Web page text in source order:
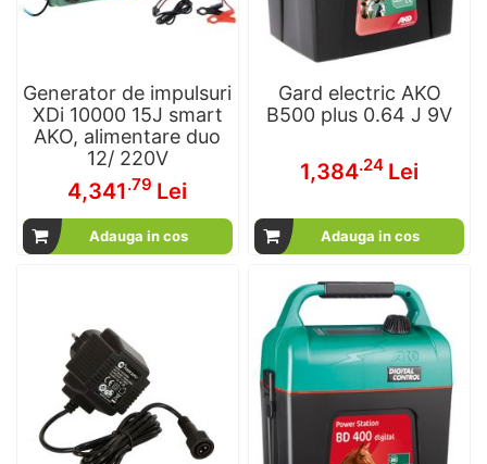
Generator de impulsuri
XDi 10000 15J smart
AKO, alimentare duo
12/ 220V
4,341.79 Lei
Adauga in cos
Gard electric AKO
B500 plus 0.64 J 9V
1,384.24 Lei
Adauga in cos